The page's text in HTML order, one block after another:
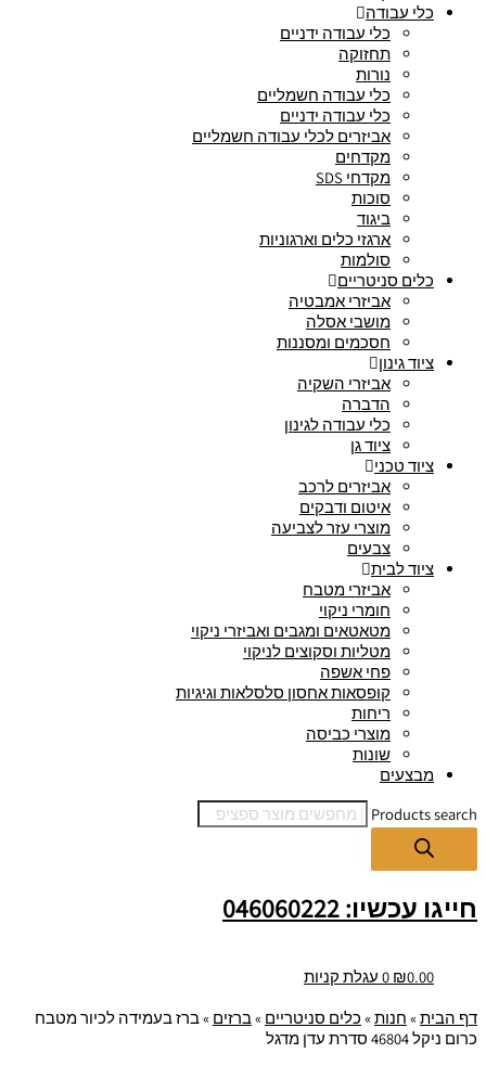
כלי עבודה
כלי עבודה ידניים
תחזוקה
נורות
כלי עבודה חשמליים
כלי עבודה ידניים
אביזרים לכלי עבודה חשמליים
מקדחים
מקדחי SDS
סוכות
ביגוד
ארגזי כלים וארגוניות
סולמות
כלים סניטריים
אביזרי אמבטיה
מושבי אסלה
חסכמים ומסננות
ציוד גינון
אביזרי השקיה
הדברה
כלי עבודה לגינון
ציוד גן
ציוד טכני
אביזרים לרכב
איטום ודבקים
מוצרי עזר לצביעה
צבעים
ציוד לבית
אביזרי מטבח
חומרי ניקוי
מטאטאים ומגבים ואביזרי ניקוי
מטליות וסקוצים לניקוי
פחי אשפה
קופסאות אחסון סלסלאות וגיגיות
ריחות
מוצרי כביסה
שונות
מבצעים
Products search
חייגו עכשיו: 046060222
₪0.00
0 עגלת קניות
דף הבית» חנות» כלים סניטריים »ברזים »ברז בעמידה לכיור מטבח
כרום ניקל 46804 סדרת עדן מדגל